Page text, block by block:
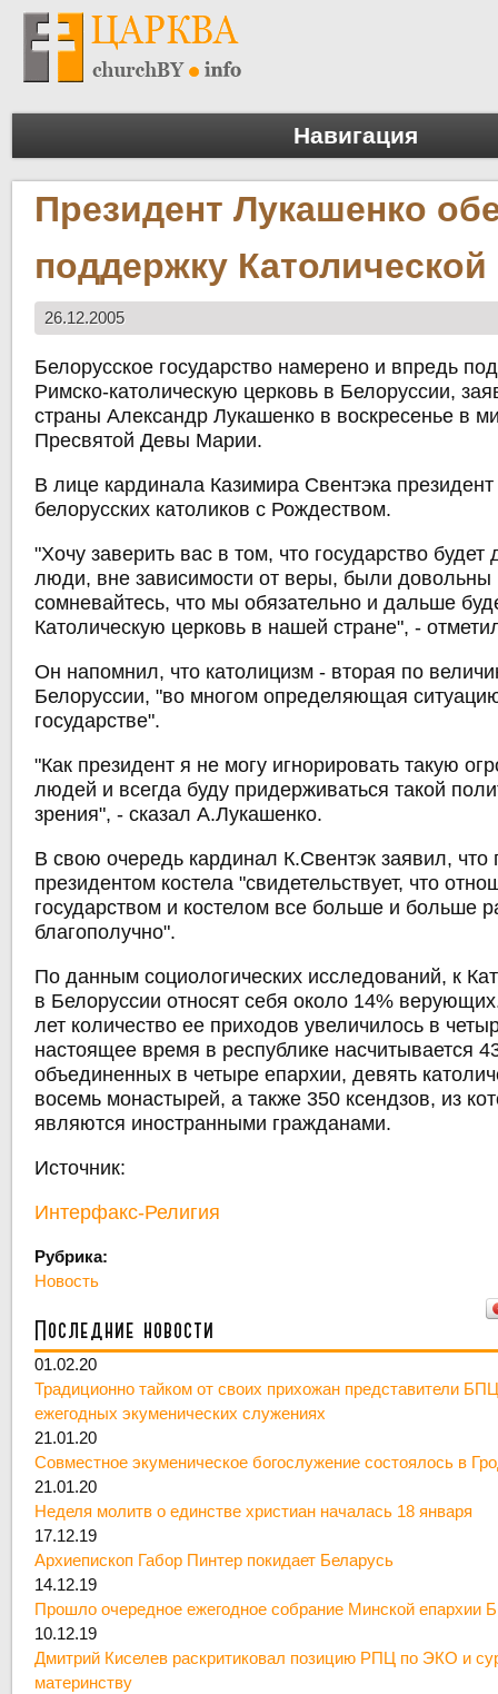
Навигация
Президент Лукашенко
поддержку Католической
26.12.2005
Белорусское государство намерено и впредь
Римско-католическую церковь в Белоруссии,
страны Александр Лукашенко в воскресенье в
Пресвятой Девы Марии.
В лице кардинала Казимира Свентэка
белорусских католиков с Рождеством.
"Хочу заверить вас в том, что государство будет
люди, вне зависимости от веры, были довольны
сомневайтесь, что мы обязательно и дальше
Католическую церковь в нашей стране", -
Он напомнил, что католицизм - вторая по
Белоруссии, "во многом определяющая
государстве".
"Как президент я не могу игнорировать такую
людей и всегда буду придерживаться такой
зрения", - сказал А.Лукашенко.
В свою очередь кардинал К.Свентэк заявил,
президентом костела "свидетельствует, что
государством и костелом все больше и больше
благополучно".
По данным социологических исследований, к
в Белоруссии относят себя около 14%
лет количество ее приходов увеличилось в
настоящее время в республике насчитывается
объединенных в четыре епархии, девять
восемь монастырей, а также 350 ксендзов, из
являются иностранными гражданами.
Источник:
Интерфакс-Религия
Рубрика:
Новость
Последние новости
01.02.20
Традиционно тайком от своих прихожан представители
ежегодных экуменических служениях
21.01.20
Совместное экуменическое богослужение состоялось в
21.01.20
Неделя молитв о единстве христиан началась 18 января
17.12.19
Архиепископ Габор Пинтер покидает Беларусь
14.12.19
Прошло очередное ежегодное собрание Минской епархии
10.12.19
Дмитрий Киселев раскритиковал позицию РПЦ по ЭКО и
материнству